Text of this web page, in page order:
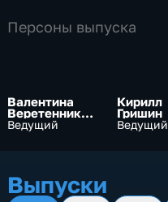
Персоны выпуска
Валентина
Веретеннико
ва
Ведущий
Кирилл
Гришин
Ведущий
Выпуски